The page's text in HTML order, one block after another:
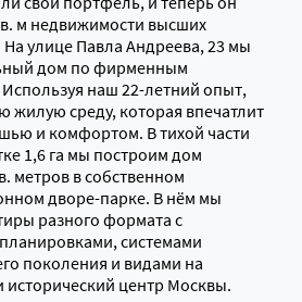
м недвижимости высших
улице Павла Андреева, 23 мы
дом по фирменным
наш 22-летний опыт,
жилую среду, которая впечатлит
и комфортом. В тихой части
1,6 га мы построим дом
метров в собственном
дворе-парке. В нём мы
разного формата с
системами
поколения и видами на
центр Москвы.